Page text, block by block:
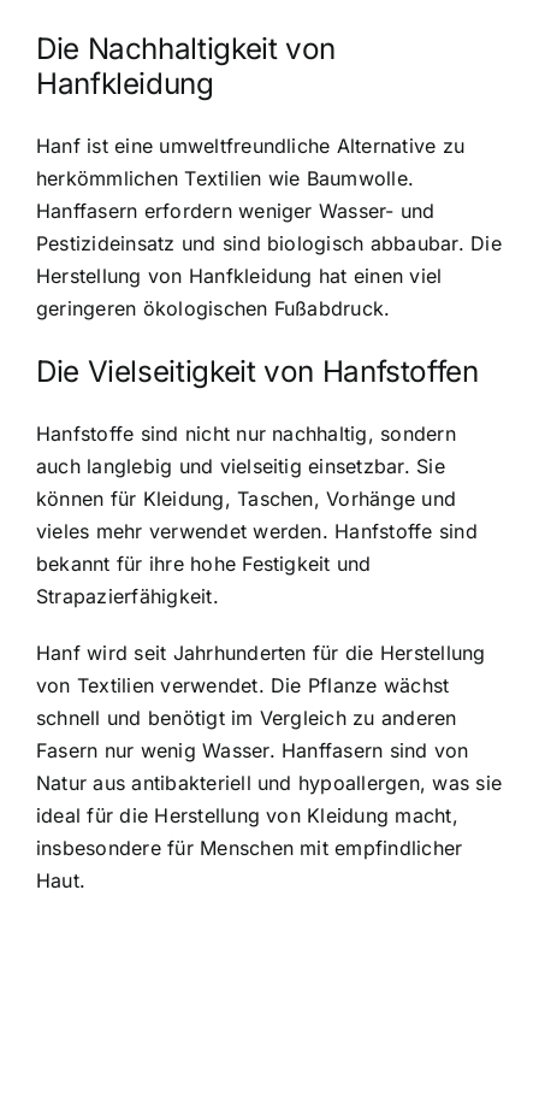
Die Nachhaltigkeit von
Hanfkleidung
Hanf ist eine umweltfreundliche Alternative zu
herkömmlichen Textilien wie Baumwolle.
Hanffasern erfordern weniger Wasser- und
Pestizideinsatz und sind biologisch abbaubar. Die
Herstellung von Hanfkleidung hat einen viel
geringeren ökologischen Fußabdruck.
Die Vielseitigkeit von Hanfstoffen
Hanfstoffe sind nicht nur nachhaltig, sondern
auch langlebig und vielseitig einsetzbar. Sie
können für Kleidung, Taschen, Vorhänge und
vieles mehr verwendet werden. Hanfstoffe sind
bekannt für ihre hohe Festigkeit und
Strapazierfähigkeit.
Hanf wird seit Jahrhunderten für die Herstellung
von Textilien verwendet. Die Pflanze wächst
schnell und benötigt im Vergleich zu anderen
Fasern nur wenig Wasser. Hanffasern sind von
Natur aus antibakteriell und hypoallergen, was sie
ideal für die Herstellung von Kleidung macht,
insbesondere für Menschen mit empfindlicher
Haut.